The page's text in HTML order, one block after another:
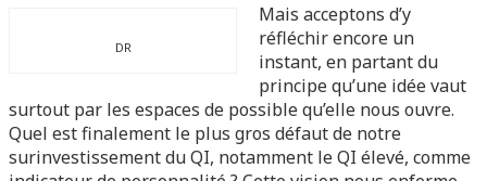
DR
Mais acceptons d’y
réfléchir encore un
instant, en partant du
principe qu’une idée vaut
surtout par les espaces de possible qu’elle nous ouvre.
Quel est finalement le plus gros défaut de notre
surinvestissement du QI, notamment le QI élevé, comme